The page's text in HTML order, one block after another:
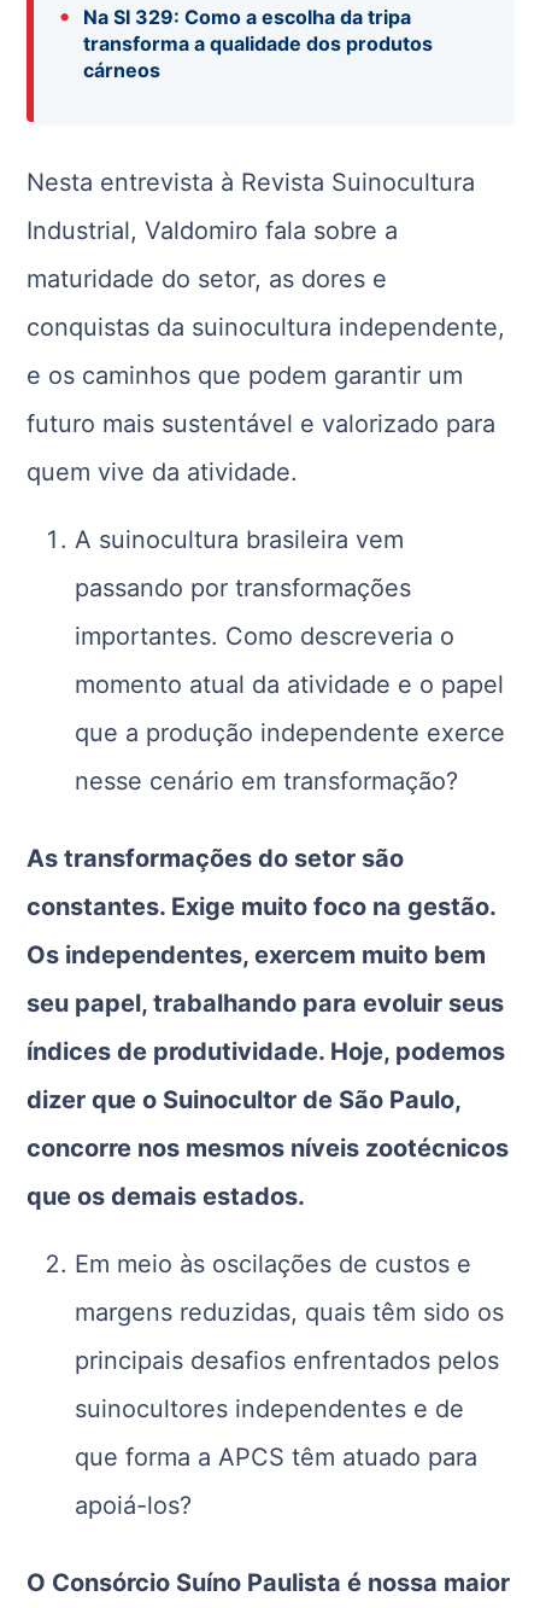
•
Na SI 329: Como a escolha da tripa
transforma a qualidade dos produtos
cárneos
Nesta entrevista à Revista Suinocultura
Industrial, Valdomiro fala sobre a
maturidade do setor, as dores e
conquistas da suinocultura independente,
e os caminhos que podem garantir um
futuro mais sustentável e valorizado para
quem vive da atividade.
A suinocultura brasileira vem
passando por transformações
importantes. Como descreveria o
momento atual da atividade e o papel
que a produção independente exerce
nesse cenário em transformação?
As transformações do setor são
constantes. Exige muito foco na gestão.
Os independentes, exercem muito bem
seu papel, trabalhando para evoluir seus
índices de produtividade. Hoje, podemos
dizer que o Suinocultor de São Paulo,
concorre nos mesmos níveis zootécnicos
que os demais estados.
Em meio às oscilações de custos e
margens reduzidas, quais têm sido os
principais desafios enfrentados pelos
suinocultores independentes e de
que forma a APCS têm atuado para
apoiá-los?
O Consórcio Suíno Paulista é nossa maior